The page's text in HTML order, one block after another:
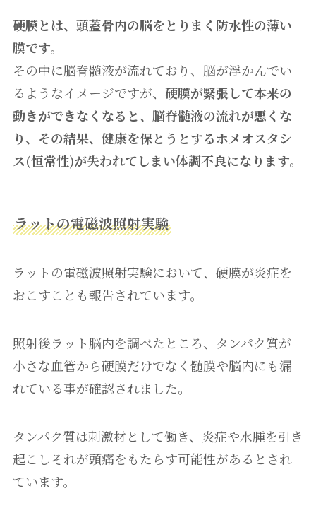
硬膜とは、頭蓋骨内の脳をとりまく防水性の薄い
膜です。
その中に脳脊髄液が流れており、脳が浮かんでい
るようなイメージですが、 硬膜が緊張して本来の
動きができなくなると、脳脊髄液の流れが悪くな
り、その結果、健康を保とうとするホメオスタシ
ス(恒常性)が失われてしまい体調不良になります。
ラットの電磁波照射実験
ラットの電磁波照射実験において、硬膜が炎症を
おこすことも報告されています。
照射後ラット脳内を調べたところ、タンパク質が
小さな血管から硬膜だけでなく髄膜や脳内にも漏
れている事が確認されました。
タンパク質は刺激材として働き、炎症や水腫を引き
起こしそれが頭痛をもたらす可能性があるとされ
ています。